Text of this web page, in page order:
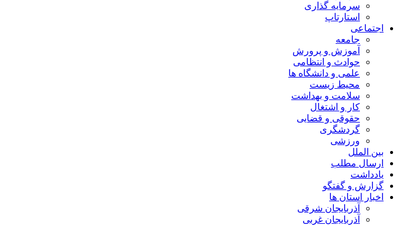
سرمایه گذاری
استارتاپ
اجتماعی
جامعه
آموزش و پرورش
حوادث و انتظامی
علمی و دانشگاه ها
محیط زیست
سلامت و بهداشت
کار و اشتغال
حقوقی و قضایی
گردشگری
ورزشی
بین الملل
ارسال مطلب
یادداشت
گزارش و گفتگو
اخبار استان ها
آذربایجان شرقی
آذربایجان غربی